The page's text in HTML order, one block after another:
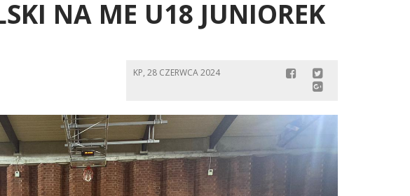
NA ME U18 JUNIOREK
KP, 28 CZERWCA 2024